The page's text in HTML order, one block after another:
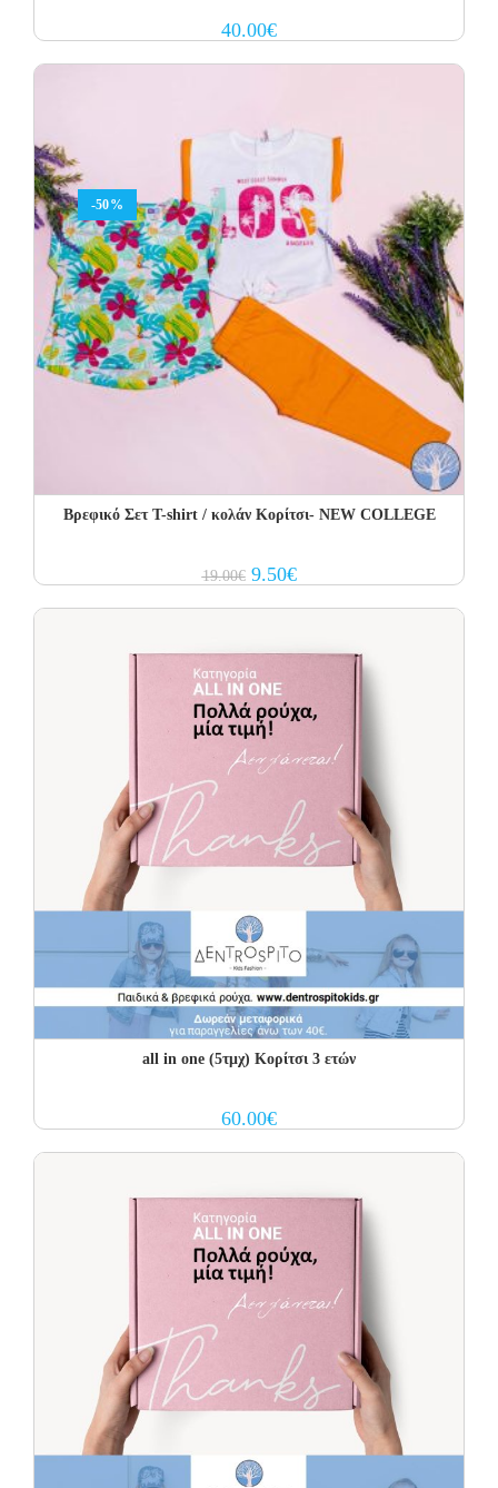
40.00€
-50%
Βρεφικό Σετ T-shirt / κολάν Κορίτσι- NEW COLLEGE
19.00€ Original
price
9.50€Current
price
all in one (5τμχ) Κορίτσι 3 ετών
60.00€